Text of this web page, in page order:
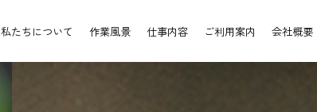
私たちについて 作業風景 仕事内容 ご利用案内 会社概要